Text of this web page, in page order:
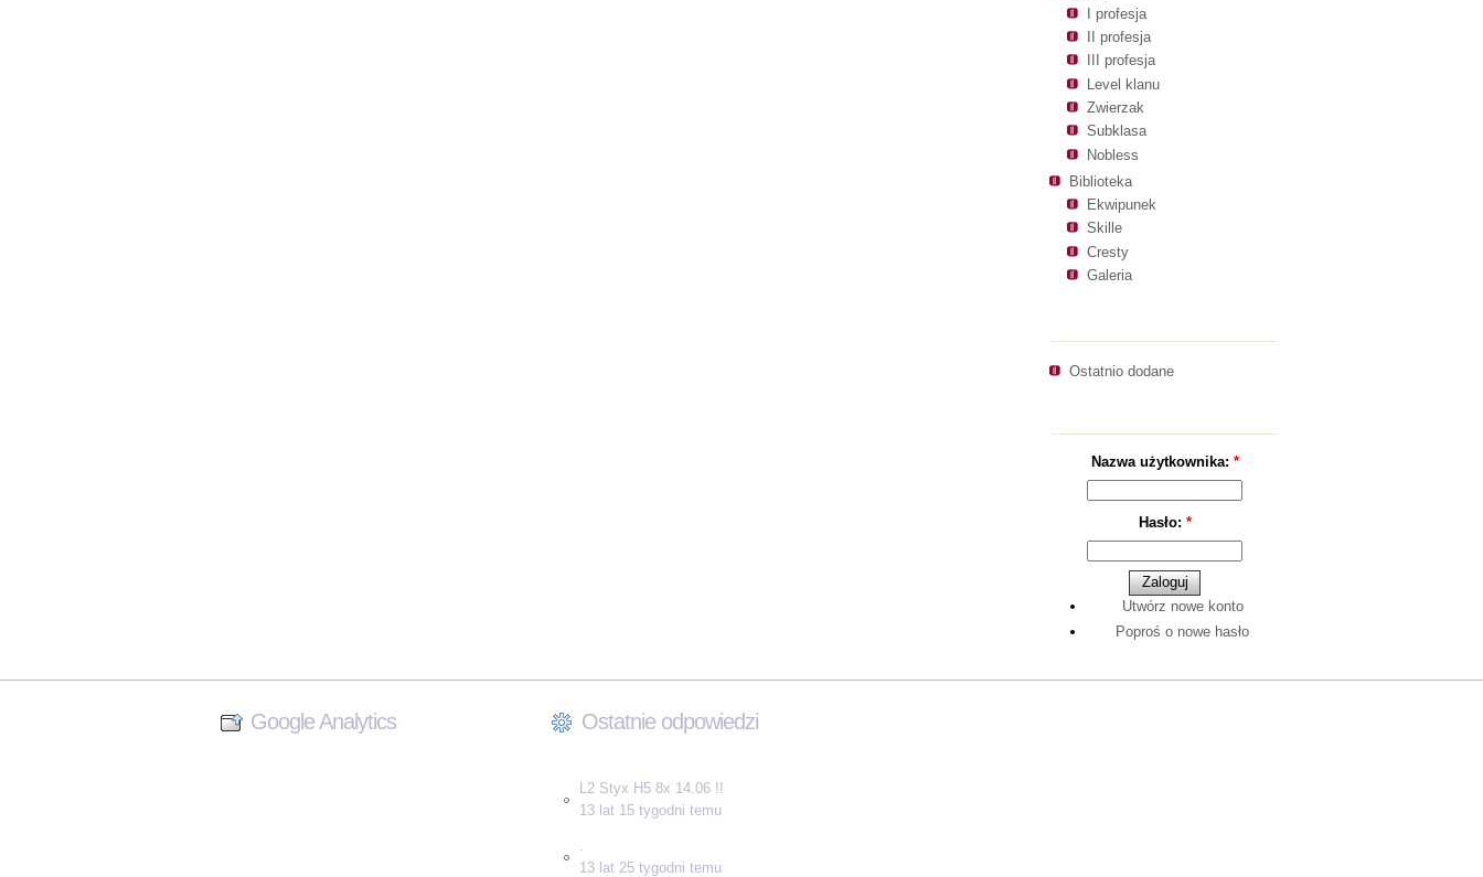
I profesja
II profesja
III profesja
Level klanu
Zwierzak
Subklasa
Nobless
Biblioteka
Ekwipunek
Skille
Cresty
Galeria
Ostatnio dodane
Nazwa użytkownika: *
Hasło: *
Utwórz nowe konto
Poproś o nowe hasło
Google Analytics Ostatnie odpowiedzi
L2 Styx H5 8x 14.06 !!
13 lat 15 tygodni temu
13 lat 25 tygodni temu